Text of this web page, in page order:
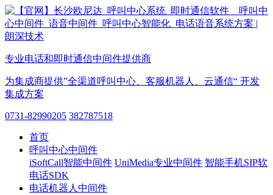
专业电话和即时通信中间件提供商
为集成商提供”全渠道呼叫中心、客服机器人、云通信“ 开发
集成方案
0731-82990205 382787518
首页
呼叫中心中间件
iSoftCall智能中间件 UniMedia专业中间件 智能手机SIP软
电话SDK
电话机器人中间件